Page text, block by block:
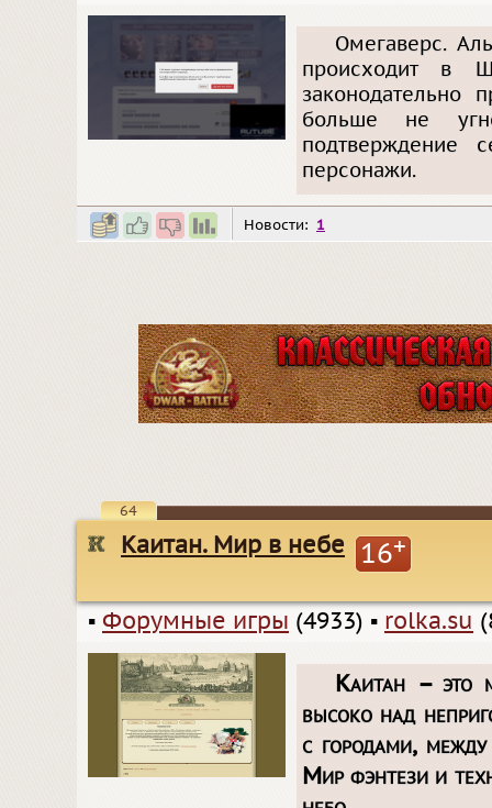
Омегаверс.
происходит в
законодательно
больше не
подтверждение
персонажи.
Новости: 1
64
Каитан. Мир в небе 16+
▪ Форумные игры (4933) ▪ rolka.su
Каитан – это
высоко над
с городами,
Мир фэнтези и